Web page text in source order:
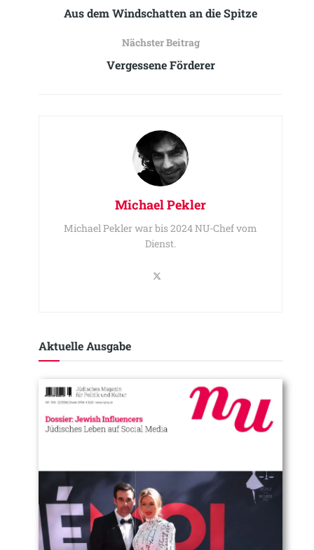
Aus dem Windschatten an die Spitze
Nächster Beitrag
Vergessene Förderer
Michael Pekler
Michael Pekler war bis 2024 NU-Chef vom
Dienst.
Aktuelle Ausgabe​